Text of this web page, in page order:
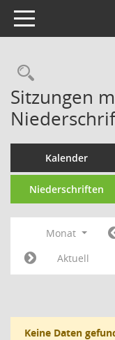
Toggle navigation
Sitzungen
Kalender
Niederschriften
Monat
Aktuell
Keine Daten